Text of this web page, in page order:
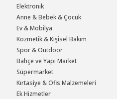
Elektronik
Anne & Bebek & Çocuk
Ev & Mobilya
Kozmetik & Kişisel Bakım
Spor & Outdoor
Bahçe ve Yapı Market
Süpermarket
Kırtasiye & Ofis Malzemeleri
Ek Hizmetler